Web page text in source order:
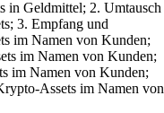
in Geldmittel; 2. Umtausch
3. Empfang und
im Namen von Kunden;
im Namen von Kunden;
im Namen von Kunden;
Assets im Namen von